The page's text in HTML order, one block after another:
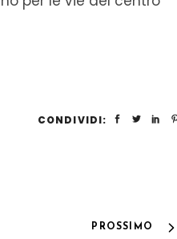
CONDIVIDI:
PROSSIMO